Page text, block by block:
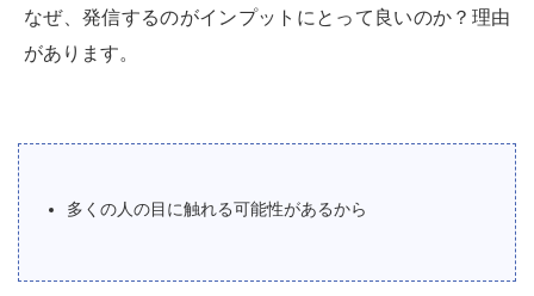
なぜ、発信するのがインプットにとって良いのか？理由
があります。
多くの人の目に触れる可能性があるから